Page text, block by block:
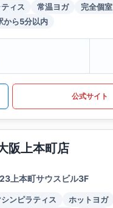
ィス 常温ヨガ 完全個室
から5分以内
公式サイト
阪上本町店
上本町サウスビル3F
シンピラティス ホットヨガ